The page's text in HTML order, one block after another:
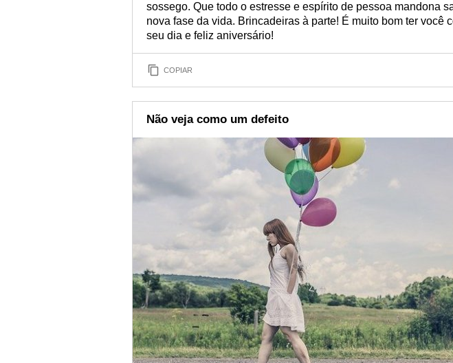
sossego. Que todo o estresse e espírito de pessoa mandona
nova fase da vida. Brincadeiras à parte! É muito bom ter você
seu dia e feliz aniversário!
COPIAR
Não veja como um defeito